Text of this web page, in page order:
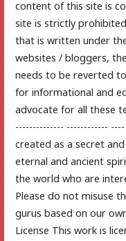
content of this site is
site is strictly
that is written under
websites / bloggers,
needs to be reverted
for informational and
advocate for all these
-------------- ------------
created as a secret
eternal and ancient
the world who are
Please do not misuse
gurus based on our
License This work is